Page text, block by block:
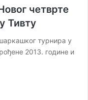
четврте
Тивту
турнира у
2013. године и